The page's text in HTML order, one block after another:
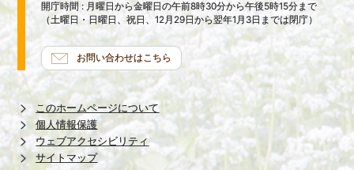
開庁時間 : 月曜日から金曜日の午前8時30分から午後5時15分まで
（土曜日・日曜日、祝日、12月29日から翌年1月3日までは閉庁）
お問い合わせはこちら
このホームページについて
個人情報保護
ウェブアクセシビリティ
サイトマップ